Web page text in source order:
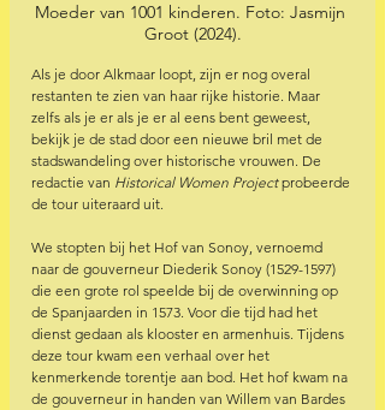
Moeder van 1001 kinderen. Foto: Jasmijn
Groot (2024).
Als je door Alkmaar loopt, zijn er nog overal
restanten te zien van haar rijke historie. Maar
zelfs als je er als je er al eens bent geweest,
bekijk je de stad door een nieuwe bril met de
stadswandeling over historische vrouwen. De
redactie van Historical Women Project probeerde
de tour uiteraard uit.
We stopten bij het Hof van Sonoy, vernoemd
naar de gouverneur Diederik Sonoy (1529-1597)
die een grote rol speelde bij de overwinning op
de Spanjaarden in 1573. Voor die tijd had het
dienst gedaan als klooster en armenhuis. Tijdens
deze tour kwam een verhaal over het
kenmerkende torentje aan bod. Het hof kwam na
de gouverneur in handen van Willem van Bardes